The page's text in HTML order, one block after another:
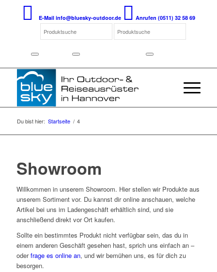
E-Mail info@bluesky-outdoor.de Anrufen (0511) 32 58 69
Du bist hier: Startseite / 4
Showroom
Willkommen in unserem Showroom. Hier stellen wir Produkte aus
unserem Sortiment vor. Du kannst dir online anschauen, welche
Artikel bei uns im Ladengeschäft erhältlich sind, und sie
anschließend direkt vor Ort kaufen.
Sollte ein bestimmtes Produkt nicht verfügbar sein, das du in
einem anderen Geschäft gesehen hast, sprich uns einfach an –
oderfrage es online an, und wir bemühen uns, es für dich zu
besorgen.